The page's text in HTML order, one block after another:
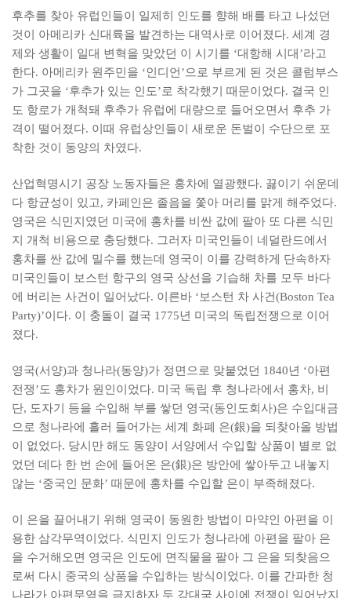
후추를 찾아 유럽인들이 일제히 인도를 향해 배를 타고 나섰던
것이 아메리카 신대륙을 발견하는 대역사로 이어졌다. 세계 경
제와 생활이 일대 변혁을 맞았던 이 시기를 ‘대항해 시대’라고
한다. 아메리카 원주민을 ‘인디언’으로 부르게 된 것은 콜럼부스
가 그곳을 ‘후추가 있는 인도’로 착각했기 때문이었다. 결국 인
도 항로가 개척돼 후추가 유럽에 대량으로 들어오면서 후추 가
격이 떨어졌다. 이때 유럽상인들이 새로운 돈벌이 수단으로 포
착한 것이 동양의 차였다.
산업혁명시기 공장 노동자들은 홍차에 열광했다. 끓이기 쉬운데
다 항균성이 있고, 카페인은 졸음을 쫓아 머리를 맑게 해주었다.
영국은 식민지였던 미국에 홍차를 비싼 값에 팔아 또 다른 식민
지 개척 비용으로 충당했다. 그러자 미국인들이 네덜란드에서
홍차를 싼 값에 밀수를 했는데 영국이 이를 강력하게 단속하자
미국인들이 보스턴 항구의 영국 상선을 기습해 차를 모두 바다
에 버리는 사건이 일어났다. 이른바 ‘보스턴 차 사건(Boston Tea
Party)’이다. 이 충돌이 결국 1775년 미국의 독립전쟁으로 이어
졌다.
영국(서양)과 청나라(동양)가 정면으로 맞붙었던 1840년 ‘아편
전쟁’도 홍차가 원인이었다. 미국 독립 후 청나라에서 홍차, 비
단, 도자기 등을 수입해 부를 쌓던 영국(동인도회사)은 수입대금
으로 청나라에 흘러 들어가는 세계 화폐 은(銀)을 되찾아올 방법
이 없었다. 당시만 해도 동양이 서양에서 수입할 상품이 별로 없
었던 데다 한 번 손에 들어온 은(銀)은 방안에 쌓아두고 내놓지
않는 ‘중국인 문화’ 때문에 홍차를 수입할 은이 부족해졌다.
이 은을 끌어내기 위해 영국이 동원한 방법이 마약인 아편을 이
용한 삼각무역이었다. 식민지 인도가 청나라에 아편을 팔아 은
을 수거해오면 영국은 인도에 면직물을 팔아 그 은을 되찾음으
로써 다시 중국의 상품을 수입하는 방식이었다. 이를 간파한 청
나라가 아편무역을 금지하자 두 강대국 사이에 전쟁이 일어났지